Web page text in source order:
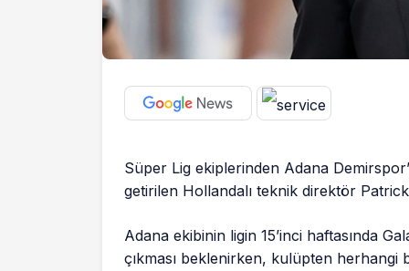
Süper Lig ekiplerinden Adana
getirilen Hollandalı teknik direktör
Adana ekibinin ligin 15’inci haftasında
çıkması beklenirken, kulüpten herhangi